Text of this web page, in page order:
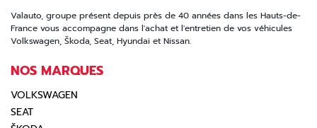
Valauto, groupe présent depuis près de 40 années dans les Hauts-de-
France vous accompagne dans l'achat et l'entretien de vos véhicules
Volkswagen, Škoda, Seat, Hyundai et Nissan.
NOS MARQUES
VOLKSWAGEN
SEAT